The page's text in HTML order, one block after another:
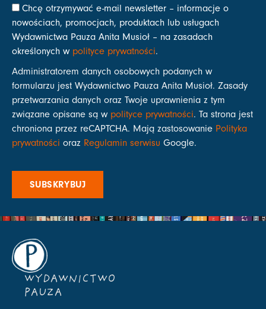
Chcę otrzymywać e-mail newsletter – informacje o
nowościach, promocjach, produktach lub usługach
Wydawnictwa Pauza Anita Musioł – na zasadach
określonych w polityce prywatności.
Administratorem danych osobowych podanych w
formularzu jest Wydawnictwo Pauza Anita Musioł. Zasady
przetwarzania danych oraz Twoje uprawnienia z tym
związane opisane są w polityce prywatności. Ta strona jest
chroniona przez reCAPTCHA. Mają zastosowanie Polityka
prywatności oraz Regulamin serwisu Google.
SUBSKRYBUJ
WYDAWNICTWO
PAUZA